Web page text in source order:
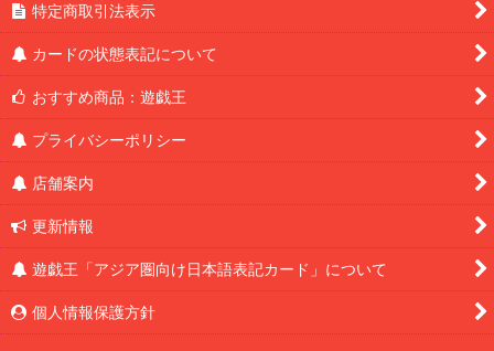
特定商取引法表示
カードの状態表記について
おすすめ商品：遊戯王
プライバシーポリシー
店舗案内
更新情報
遊戯王「アジア圏向け日本語表記カード」について
個人情報保護方針